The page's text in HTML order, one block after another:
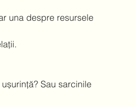
una despre resursele
Sau sarcinile